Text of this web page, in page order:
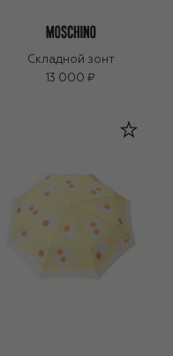
Складной зонт
13 000 ₽